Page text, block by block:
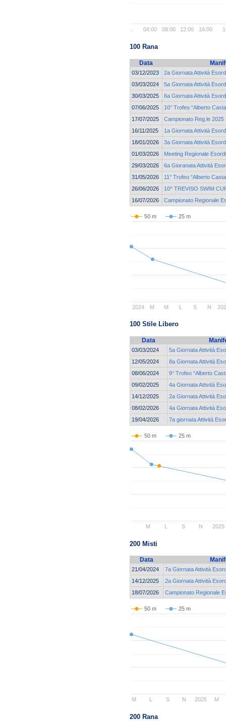
04:00 08:00 12:00 16:00
100 Rana
Data
03/12/2023
2a Giornata Attività
03/03/2024
5a Giornata Attività
30/03/2025
6a Giornata Attività
07/06/2025
10° Trofeo “Alberto
17/07/2025
Campionato Reg.le
16/11/2025
1a Giornata Attività
18/01/2026
3a Giornata Attività
01/03/2026
Meeting Regionale
29/03/2026
6a Gioranata Attività
31/05/2026
11° Trofeo “Alberto
26/06/2026
10^ TREVISO SWIM
16/07/2026
Campionato Regionale
50 m 25 m
2024 M M L S N
100 Stile Libero
Data
03/03/2024
5a Giornata Attività
12/05/2024
8a Giornata Attività
08/06/2024
9° Trofeo “Alberto
09/02/2025
4a Giornata Attività
14/12/2025
2a Giornata Attività
08/02/2026
4a Giornata Attività
19/04/2026
7a giornata Attività
50 m 25 m
2025
M L S N
200 Misti
Data
21/04/2024
7a Giornata Attività
14/12/2025
2a Giornata Attività
18/07/2026
Campionato Regionale
50 m 25 m
2025
M L S N M
200 Rana